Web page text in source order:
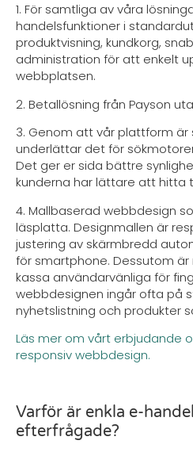
1. För samtliga av våra
handelsfunktioner i
produktvisning, kundkorg,
administration för att enkelt
webbplatsen.
2. Betallösning från Payson
3. Genom att vår plattform
underlättar det för
Det ger er sida bättre
kunderna har lättare att hitta
4. Mallbaserad webbdesign
läsplatta. Designmallen är
justering av skärmbredd
för smartphone. Dessutom
kassa användarvänliga för
webbdesignen ingår ofta på
nyhetslistning och produkter
Läs mer om vårt erbjudande
responsiv webbdesign.
Varför är enkla e-
efterfrågade?